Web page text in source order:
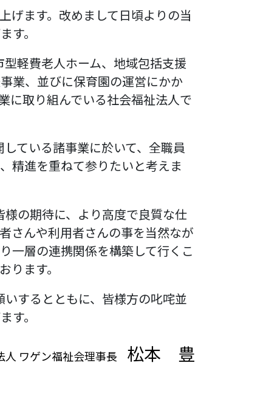
げます。改めまして日頃よりの当
す。
軽費老人ホーム、地域包括支援
業、並びに保育園の運営にかか
に取り組んでいる社会福祉法人で
ている諸事業に於いて、全職員
精進を重ねて参りたいと考えま
の期待に、より高度で良質な仕
さんや利用者さんの事を当然なが
一層の連携関係を構築して行くこ
ります。
するとともに、皆様方の叱咤並
す。
人 ワゲン福祉会理事長 松本 豊